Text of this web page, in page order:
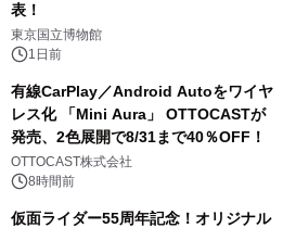
表！
東京国立博物館
1日前
有線CarPlay／Android Autoをワイヤ
レス化 「Mini Aura」 OTTOCASTが
発売、2色展開で8/31まで40％OFF！
OTTOCAST株式会社
8時間前
仮面ライダー55周年記念！オリジナル